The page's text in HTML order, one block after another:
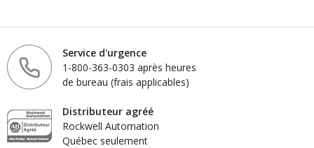
Service d'urgence
1-800-363-0303 après heures
de bureau (frais applicables)
Distributeur agréé
Rockwell Automation
Québec seulement